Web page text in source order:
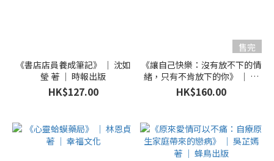
《書店店員養成筆記》 ｜ 沈如
瑩 著 ｜ 時報出版
HK$127.00
售完
《讓自己快樂：沒有放不下的情
緒，只有不肯放下的你》 ｜ 亞
伯‧艾里斯 著 ｜ 大牌出版
HK$160.00